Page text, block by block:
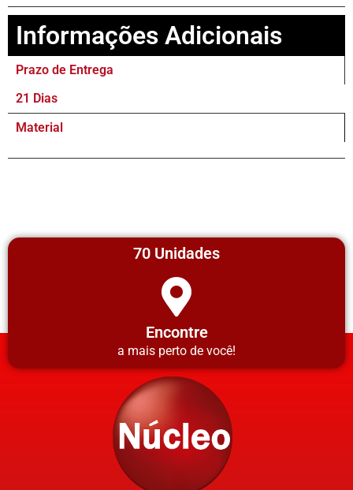
Informações Adicionais
Prazo de Entrega
21 Dias
Material
70 Unidades
Encontre
a mais perto de você!